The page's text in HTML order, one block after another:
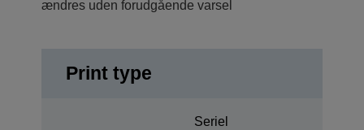
ændres uden forudgående varsel
Print type
Seriel